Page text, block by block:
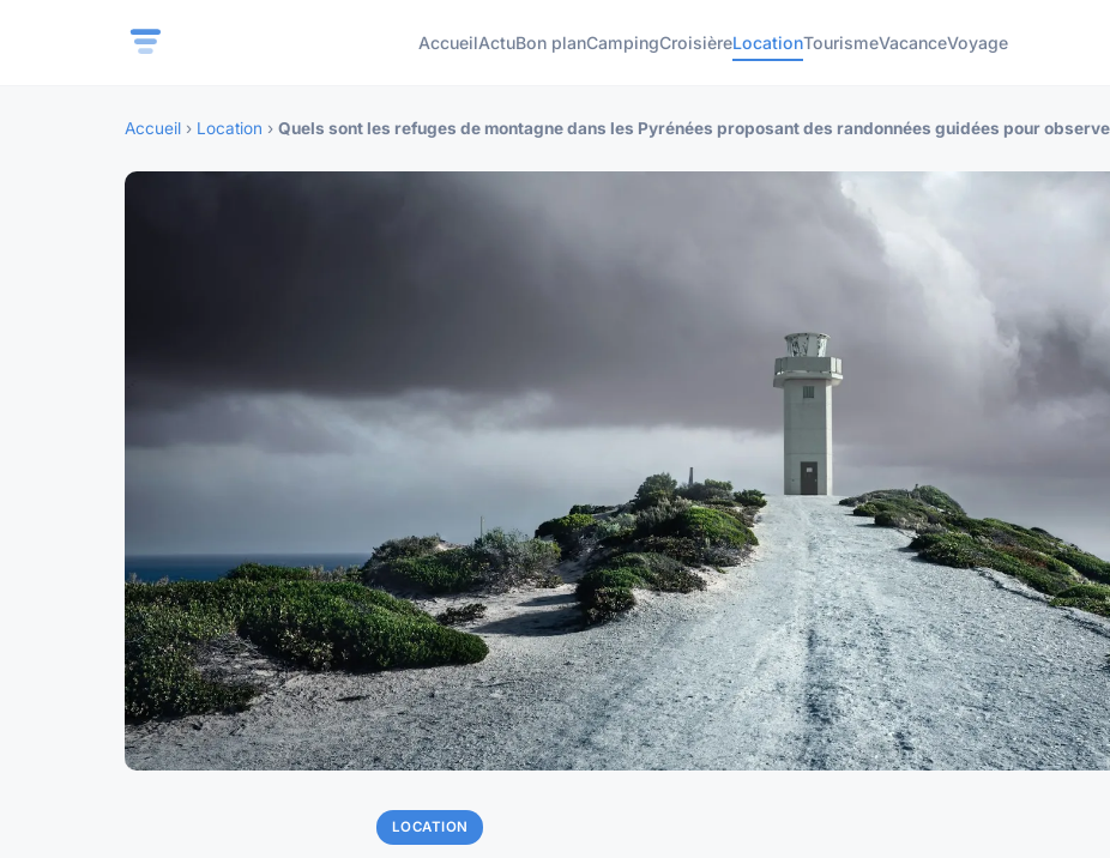
AccueilActuBon planCampingCroisièreLocationTourismeVacanceVoyage
Accueil › Location › Quels sont les refuges de montagne dans les Pyrénées proposant des randonnées guidées pour
LOCATION